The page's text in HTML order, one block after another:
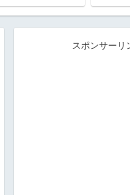
スポンサーリ